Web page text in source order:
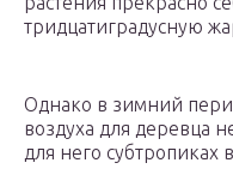
тридцатиградусную
Однако в зимний
воздуха для деревца
для него субтропиках